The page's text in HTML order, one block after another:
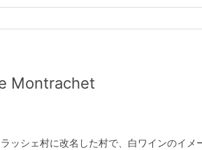
Montrachet
ッシェ村に改名した村で、白ワインのイメ